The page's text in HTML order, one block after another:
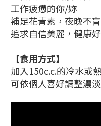
工作疲憊的你/妳
補足花青素， 夜晚不
追求自信美麗，健康
【食用方式】
加入150c.c.的冷水或
可依個人喜好調整濃淡